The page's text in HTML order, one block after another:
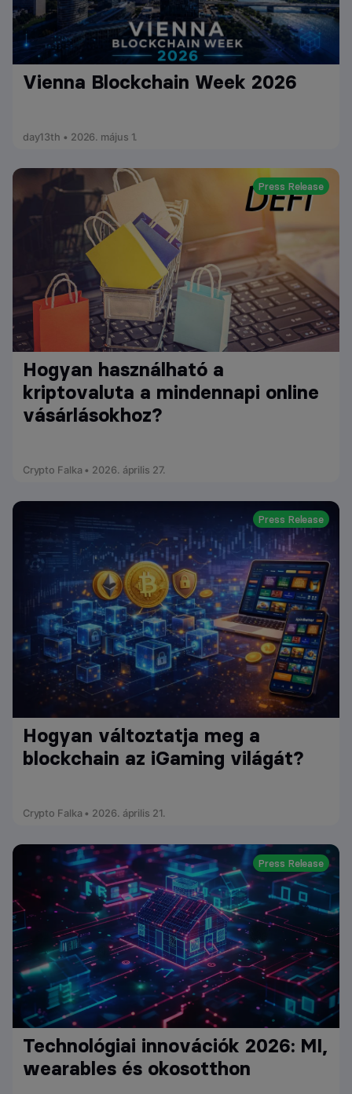
Vienna Blockchain Week 2026
day13th • 2026. május 1.
Press Release
Hogyan használható a
kriptovaluta a mindennapi online
vásárlásokhoz?
Crypto Falka • 2026. április 27.
Press Release
Hogyan változtatja meg a
blockchain az iGaming világát?
Crypto Falka • 2026. április 21.
Press Release
Technológiai innovációk 2026: MI,
wearables és okosotthon